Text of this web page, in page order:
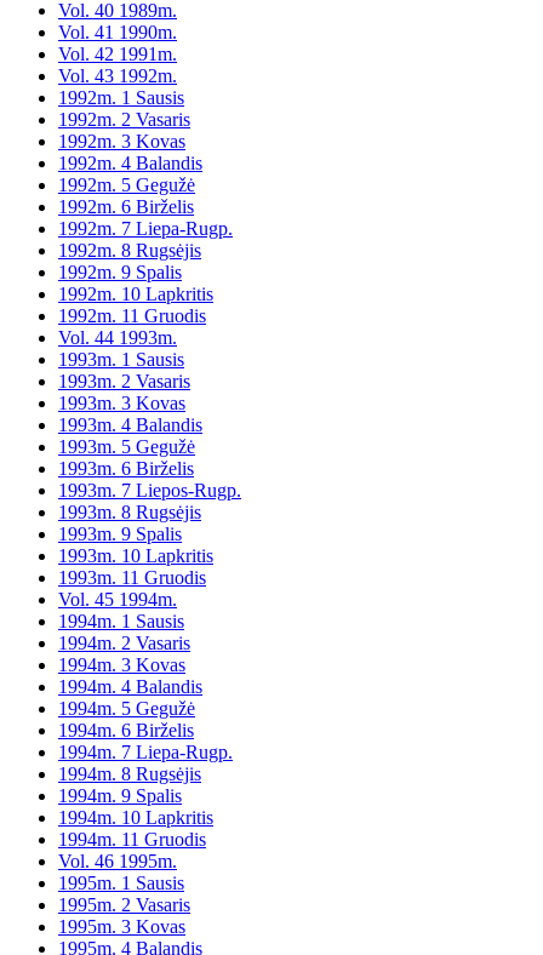
Vol. 40 1989m.
Vol. 41 1990m.
Vol. 42 1991m.
Vol. 43 1992m.
1992m. 1 Sausis
1992m. 2 Vasaris
1992m. 3 Kovas
1992m. 4 Balandis
1992m. 5 Gegužė
1992m. 6 Birželis
1992m. 7 Liepa-Rugp.
1992m. 8 Rugsėjis
1992m. 9 Spalis
1992m. 10 Lapkritis
1992m. 11 Gruodis
Vol. 44 1993m.
1993m. 1 Sausis
1993m. 2 Vasaris
1993m. 3 Kovas
1993m. 4 Balandis
1993m. 5 Gegužė
1993m. 6 Birželis
1993m. 7 Liepos-Rugp.
1993m. 8 Rugsėjis
1993m. 9 Spalis
1993m. 10 Lapkritis
1993m. 11 Gruodis
Vol. 45 1994m.
1994m. 1 Sausis
1994m. 2 Vasaris
1994m. 3 Kovas
1994m. 4 Balandis
1994m. 5 Gegužė
1994m. 6 Birželis
1994m. 7 Liepa-Rugp.
1994m. 8 Rugsėjis
1994m. 9 Spalis
1994m. 10 Lapkritis
1994m. 11 Gruodis
Vol. 46 1995m.
1995m. 1 Sausis
1995m. 2 Vasaris
1995m. 3 Kovas
1995m. 4 Balandis